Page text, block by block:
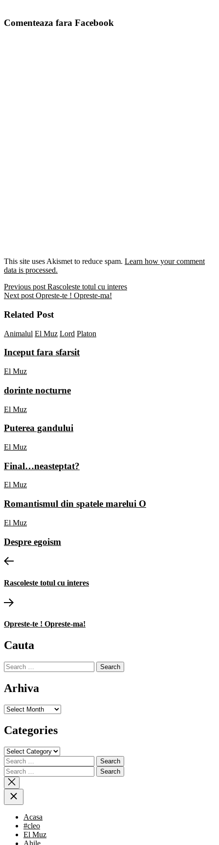
Comenteaza fara Facebook
This site uses Akismet to reduce spam. Learn how your comment
data is processed.
Previous post Rascoleste totul cu interes
Next post Opreste-te ! Opreste-ma!
Related Post
Animalul El Muz Lord Platon
Inceput fara sfarsit
El Muz
dorinte nocturne
El Muz
Puterea gandului
El Muz
Final…neasteptat?
El Muz
Romantismul din spatele marelui O
El Muz
Despre egoism
PostPrevious
Rascoleste totul cu interes
Next
Opreste-te ! Opreste-ma!
Cauta
Search
for:
Arhiva
Arhiva
Categories
Categories
Search
for:
Search
for:
Acasa
#cleo
El Muz
Ahile